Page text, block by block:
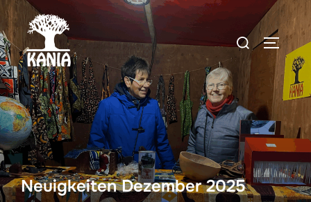
Zum
Inhalt
springen
Suchen
nach:
Neuigkeiten Dezember 2025